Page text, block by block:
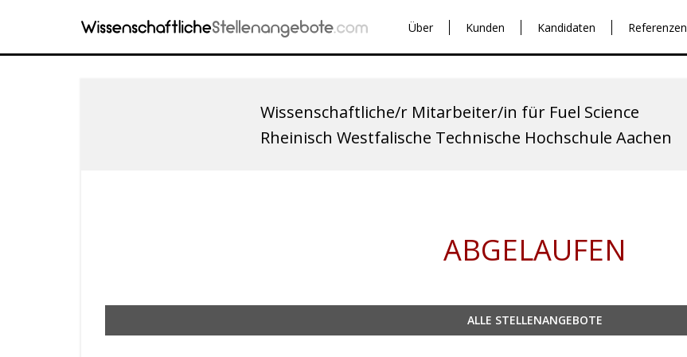
Über Kunden Kandidaten Referenzen
Wissenschaftliche/r Mitarbeiter/in für Fuel Science
Rheinisch Westfalische Technische Hochschule Aachen
ABGELAUFEN
ALLE STELLENANGEBOTE